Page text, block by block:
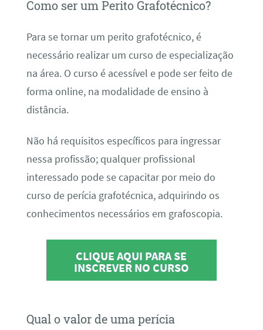
Como ser um Perito Grafotécnico?
Para se tornar um perito grafotécnico, é
necessário realizar um curso de especialização
na área. O curso é acessível e pode ser feito de
forma online, na modalidade de ensino à
distância.
Não há requisitos específicos para ingressar
nessa profissão; qualquer profissional
interessado pode se capacitar por meio do
curso de perícia grafotécnica, adquirindo os
conhecimentos necessários em grafoscopia.
CLIQUE AQUI PARA SE
INSCREVER NO CURSO
Qual o valor de uma perícia